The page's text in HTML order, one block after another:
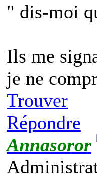
" dis-moi
Ils me
je ne
Trouver
Répondre
Annasoror